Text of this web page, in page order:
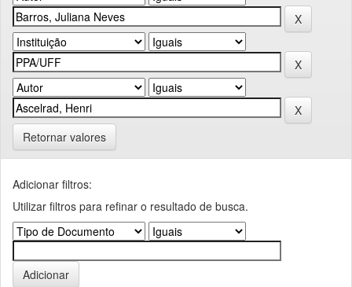
Retornar valores
Adicionar filtros:
Utilizar filtros para refinar o resultado de busca.